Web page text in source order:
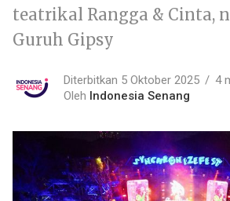
teatrikal Rangga & Cinta,
Guruh Gipsy
Diterbitkan 5 Oktober 2025
4
Oleh Indonesia Senang